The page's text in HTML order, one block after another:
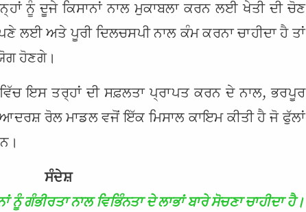
ਨੂੰ ਦੂਜੇ ਕਿਸਾਨਾਂ ਨਾਲ ਮੁਕਾਬਲਾ ਕਰਨ ਲਈ ਖੇਤੀ ਦੀ ਚੋਣ
ਲਈ ਅਤੇ ਪੂਰੀ ਦਿਲਚਸਪੀ ਨਾਲ ਕੰਮ ਕਰਨਾ ਚਾਹੀਦਾ ਹੈ ਤਾਂ
ਹੋਣਗੇ।
ਇਸ ਤਰ੍ਹਾਂ ਦੀ ਸਫ਼ਲਤਾ ਪ੍ਰਾਪਤ ਕਰਨ ਦੇ ਨਾਲ, ਭਰਪੂਰ
ਰੋਲ ਮਾਡਲ ਵਜੋਂ ਇੱਕ ਮਿਸਾਲ ਕਾਇਮ ਕੀਤੀ ਹੈ ਜੋ ਫੁੱਲਾਂ
ਸੰਦੇਸ਼
ਨੂੰ ਗੰਭੀਰਤਾ ਨਾਲ ਵਿਭਿੰਨਤਾ ਦੇ ਲਾਭਾਂ ਬਾਰੇ ਸੋਚਣਾ ਚਾਹੀਦਾ ਹੈ।